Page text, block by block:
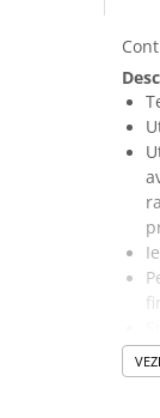
Placi
Module
Module
Senzori
Termostate
Ecrane LCD,